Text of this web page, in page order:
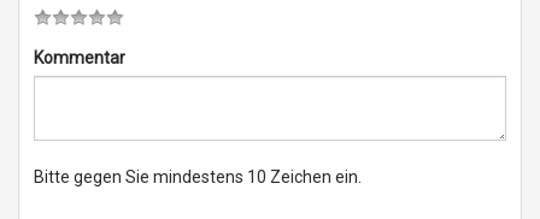
Kommentar
Bitte gegen Sie mindestens 10 Zeichen ein.